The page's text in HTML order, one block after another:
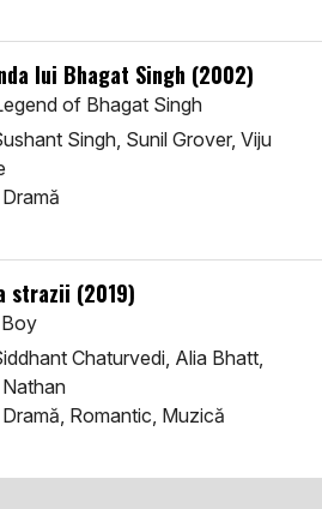
lui Bhagat Singh (2002)
of Bhagat Singh
Singh, Sunil Grover, Viju
Dramă
strazii (2019)
Chaturvedi, Alia Bhatt,
Dramă, Romantic, Muzică